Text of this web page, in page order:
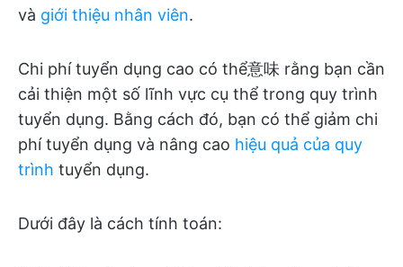
và giới thiệu nhân viên.
Chi phí tuyển dụng cao có thể意味 rằng bạn cần
cải thiện một số lĩnh vực cụ thể trong quy trình
tuyển dụng. Bằng cách đó, bạn có thể giảm chi
phí tuyển dụng và nâng cao hiệu quả của quy
trình tuyển dụng.
Dưới đây là cách tính toán: